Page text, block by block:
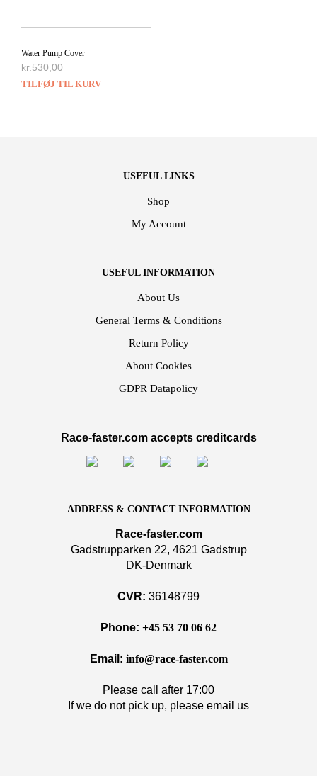
Water Pump Cover
kr. 530,00
TILFØJ TIL KURV
USEFUL LINKS
Shop
My Account
USEFUL INFORMATION
About Us
General Terms & Conditions
Return Policy
About Cookies
GDPR Datapolicy
Race-faster.com accepts creditcards
ADDRESS & CONTACT INFORMATION
Race-faster.com
Gadstrupparken 22, 4621 Gadstrup
DK-Denmark
CVR: 36148799
Phone: +45 53 70 06 62
Email: info@race-faster.com
Please call after 17:00
If we do not pick up, please email us